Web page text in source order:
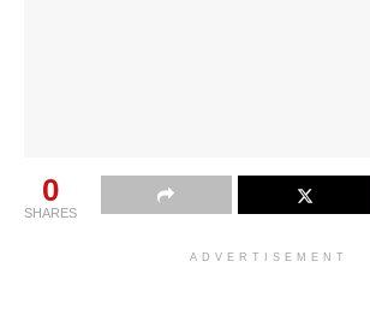
0
SHARES
ADVERTISEMENT